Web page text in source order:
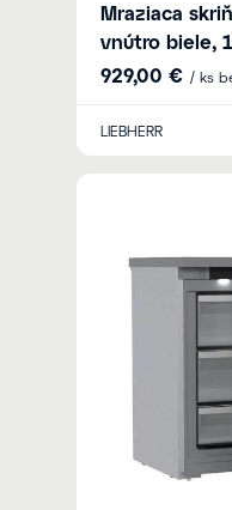
Mraziaca
vnútro biele,
929,00 € / ks
LIEBHERR